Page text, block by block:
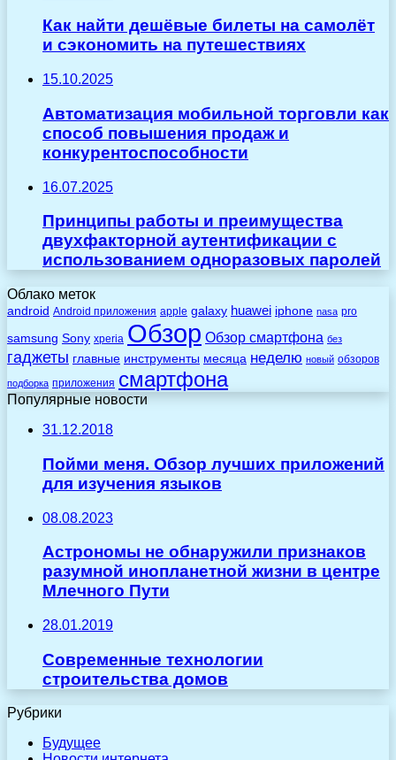
Как найти дешёвые билеты на самолёт
и сэкономить на путешествиях
15.10.2025
Автоматизация мобильной торговли как
способ повышения продаж и
конкурентоспособности
16.07.2025
Принципы работы и преимущества
двухфакторной аутентификации с
использованием одноразовых паролей
Облако меток
android Android приложения apple galaxy huawei iphone nasa pro
samsung Sony xperia Обзор Обзор смартфона без
гаджеты главные инструменты месяца неделю новый обзоров
подборка приложения смартфона
Популярные новости
31.12.2018
Пойми меня. Обзор лучших приложений
для изучения языков
08.08.2023
Астрономы не обнаружили признаков
разумной инопланетной жизни в центре
Млечного Пути
28.01.2019
Современные технологии
строительства домов
Рубрики
Будущее